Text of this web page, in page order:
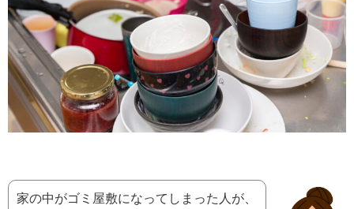
家の中がゴミ屋敷になってしまった人が、